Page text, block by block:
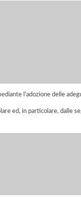
l'adozione delle
ed, in particolare, dalle